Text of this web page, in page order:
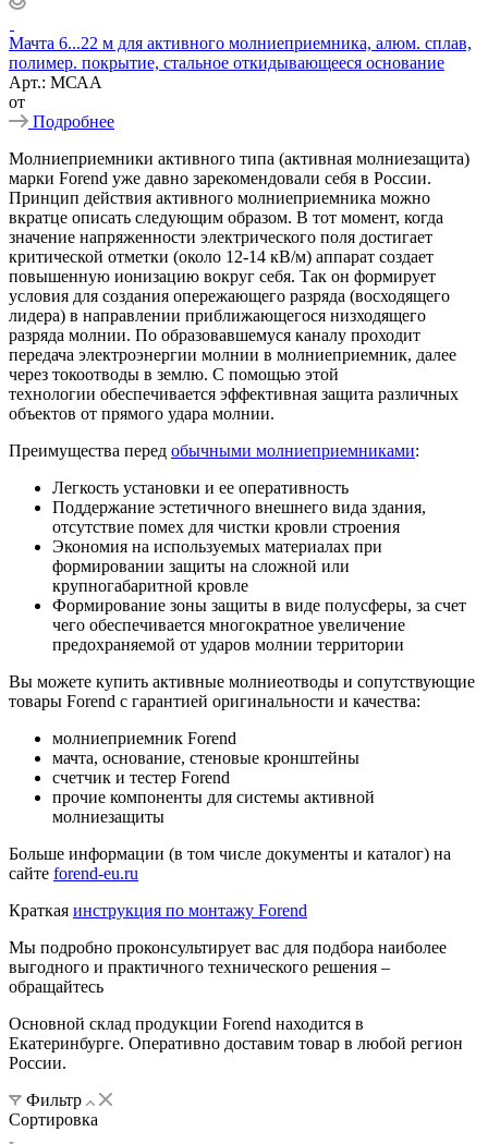
Мачта 6...22 м для активного молниеприемника, алюм. сплав,
полимер. покрытие, стальное откидывающееся основание
Арт.: МСАА
от
Подробнее
Молниеприемники активного типа (активная молниезащита)
марки Forend уже давно зарекомендовали себя в России.
Принцип действия активного молниеприемника можно
вкратце описать следующим образом. В тот момент, когда
значение напряженности электрического поля достигает
критической отметки (около 12-14 кВ/м) аппарат создает
повышенную ионизацию вокруг себя. Так он формирует
условия для создания опережающего разряда (восходящего
лидера) в направлении приближающегося низходящего
разряда молнии. По образовавшемуся каналу проходит
передача электроэнергии молнии в молниеприемник, далее
через токоотводы в землю. С помощью этой
технологии обеспечивается эффективная защита различных
объектов от прямого удара молнии.
Преимущества перед обычными молниеприемниками:
Легкость установки и ее оперативность
Поддержание эстетичного внешнего вида здания,
отсутствие помех для чистки кровли строения
Экономия на используемых материалах при
формировании защиты на сложной или
крупногабаритной кровле
Формирование зоны защиты в виде полусферы, за счет
чего обеспечивается многократное увеличение
предохраняемой от ударов молнии территории
Вы можете купить активные молниеотводы и сопутствующие
товары Forend с гарантией оригинальности и качества:
молниеприемник Forend
мачта, основание, стеновые кронштейны
счетчик и тестер Forend
прочие компоненты для системы активной
молниезащиты
Больше информации (в том числе документы и каталог) на
сайте forend-eu.ru
Краткая инструкция по монтажу Forend
Мы подробно проконсультирует вас для подбора наиболее
выгодного и практичного технического решения –
обращайтесь
Основной склад продукции Forend находится в
Екатеринбурге. Оперативно доставим товар в любой регион
России.
Фильтр
Сортировка